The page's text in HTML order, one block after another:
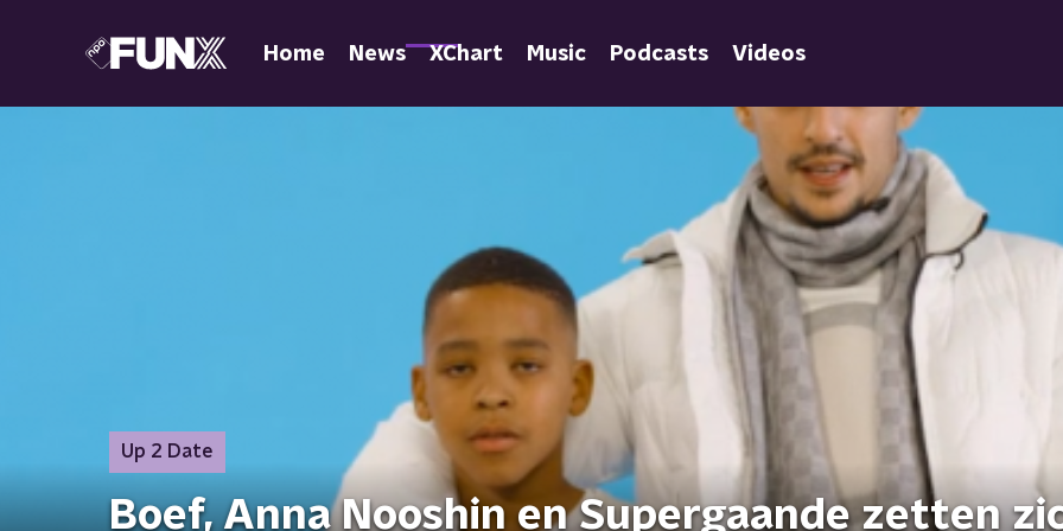
Home News XChart Music Podcasts Videos
Up 2 Date
Boef, Anna Nooshin en Supergaande zetten